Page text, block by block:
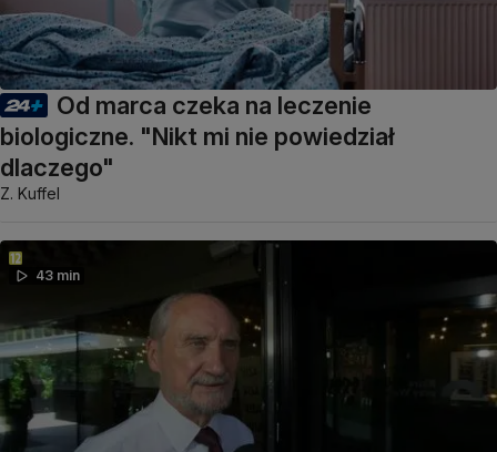
Od marca czeka na leczenie
biologiczne. "Nikt mi nie powiedział
dlaczego"
Z. Kuffel
43 min